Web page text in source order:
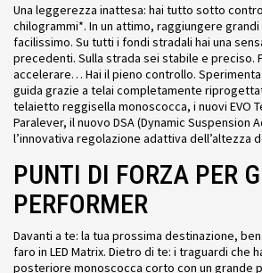
Una leggerezza inattesa: hai tutto sotto
chilogrammi*. In un attimo, raggiungere
facilissimo. Su tutti i fondi stradali hai una
precedenti. Sulla strada sei stabile e preciso.
accelerare… Hai il pieno controllo.
guida grazie a telai completamente
telaietto reggisella monoscocca, i nuovi EVO
Paralever, il nuovo DSA (Dynamic Suspension
l’innovativa regolazione adattiva dell’altezza
PUNTI DI FORZA PER
PERFORMER
Davanti a te: la tua prossima destinazione,
faro in LED Matrix. Dietro di te: i traguardi che
posteriore monoscocca corto con un grande